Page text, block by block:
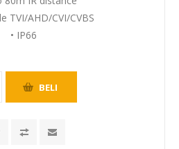
TVI/AHD/CVI/CVBS
• IP66